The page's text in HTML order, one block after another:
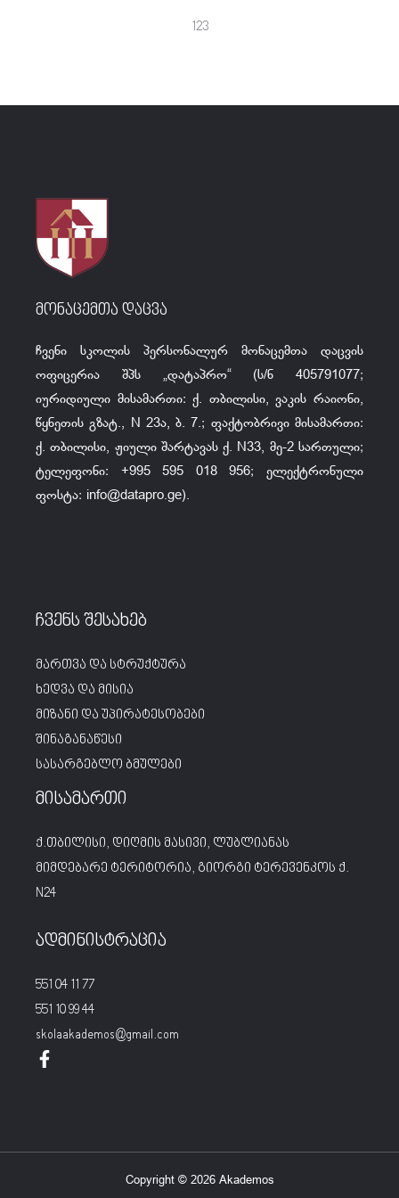
123
მონაცემთა დაცვა
ჩვენი სკოლის პერსონალურ მონაცემთა დაცვის
ოფიცერია შპს „დატაპრო“ (ს/ნ 405791077;
იურიდიული მისამართი: ქ. თბილისი, ვაკის რაიონი,
წყნეთის გზატ., N 23ა, ბ. 7.; ფაქტობრივი მისამართი:
ქ. თბილისი, ჟიული შარტავას ქ. N33, მე-2 სართული;
ტელეფონი: +995 595 018 956; ელექტრონული
ფოსტა: info@datapro.ge).
ჩვენს შესახებ
მართვა და სტრუქტურა
ხედვა და მისია
მიზანი და უპირატესობები
შინაგანაწესი
სასარგებლო ბმულები
მისამართი
ქ.თბილისი, დიღმის მასივი, ლუბლიანას
მიმდებარე ტერიტორია, გიორგი ტერევენკოს ქ.
N24
ადმინისტრაცია
551 04 11 77
551 10 99 44
skolaakademos@gmail.com
Copyright © 2026 Akademos